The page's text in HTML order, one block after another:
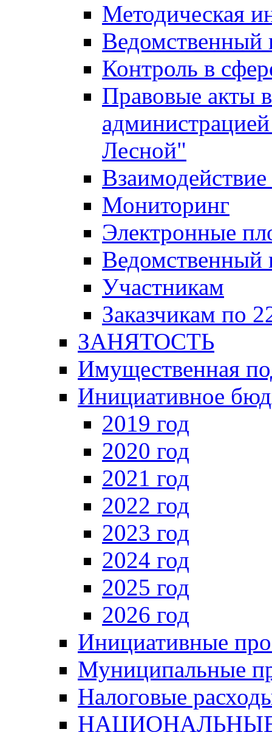
Методическая
Ведомственный
Контроль в
Правовые акты
Лесной"
Мониторинг
Электронные
Ведомственный
Участникам
Заказчикам по
ЗАНЯТОСТЬ
Имущественная
Инициативное
2019 год
2020 год
2021 год
2022 год
2023 год
2024 год
2025 год
2026 год
Инициативные
Муниципальные
Налоговые